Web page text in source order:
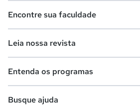
Cursos técnicos
Escolas
Encontre sua faculdade
Comunidade Quero
Leia nossa revista
Profissões
Entenda os programas
Busque ajuda